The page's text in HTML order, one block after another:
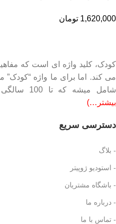
1,620,000 تومان
کودک، کلید واژه ای است که
می کند. اما برای ما واژه “کودک”
شامل میشه که تا 100 سالگی همراه انسان هاست.
بیشتر…)
دسترسی سریع
- بلاگ
- استودیو ژوپیتر
- باشگاه مشتریان
- درباره ما
- تماس با ما